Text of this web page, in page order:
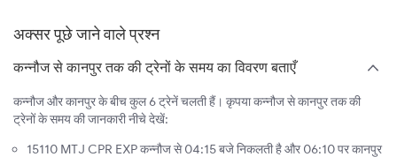
अक्सर पूछे जाने वाले प्रश्न
कन्नौज से कानपुर तक की ट्रेनों के समय का विवरण बताएँ
कन्नौज और कानपुर के बीच कुल 6 ट्रेनें चलती हैं। कृपया कन्नौज से कानपुर तक की
ट्रेनों के समय की जानकारी नीचे देखें:
15110 MTJ CPR EXP कन्नौज से 04:15 बजे निकलती है और 06:10 पर कानपुर